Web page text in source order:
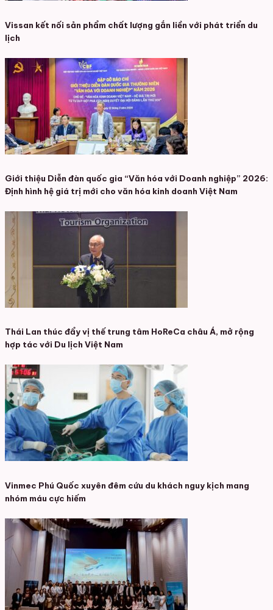
Vissan kết nối sản phẩm chất lượng gắn liền với phát triển du
lịch
Giới thiệu Diễn đàn quốc gia “Văn hóa với Doanh nghiệp” 2026:
Định hình hệ giá trị mới cho văn hóa kinh doanh Việt Nam
Thái Lan thúc đẩy vị thế trung tâm HoReCa châu Á, mở rộng
hợp tác với Du lịch Việt Nam
Vinmec Phú Quốc xuyên đêm cứu du khách nguy kịch mang
nhóm máu cực hiếm